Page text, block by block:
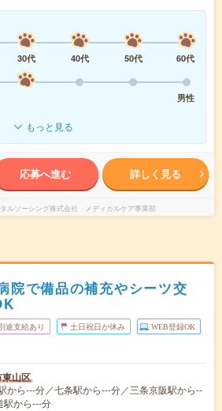
30代 40代 50代
60代
男性
もっと見る
応募へ進む 詳しく見る
ルソーシング株式会社 メディカルケア事業部
院で備品の補充やシーツ交
途支給あり 土日祝日が休み WEB登録OK
山区
から---分／七条駅から---分／三条京阪駅から--
駅から---分